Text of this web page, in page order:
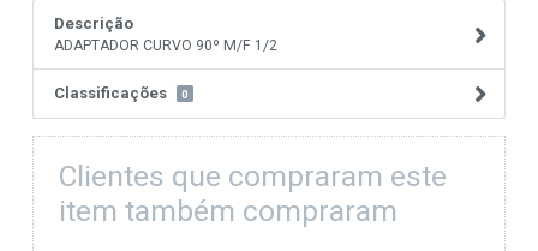
Descrição
ADAPTADOR CURVO 90º M/F 1/2
Classificações 0
Clientes que compraram este
item também compraram